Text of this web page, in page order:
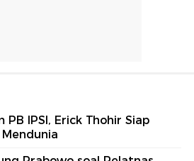
IPSI, Erick Thohir Siap